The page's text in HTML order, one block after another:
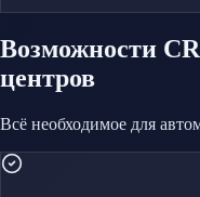
Возможности
центров
Всё необходимое для